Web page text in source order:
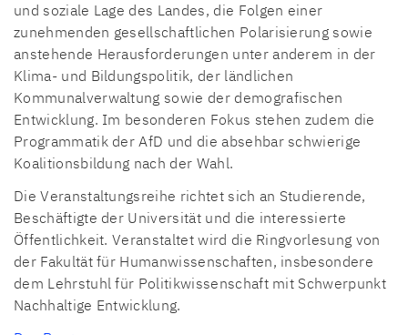
und soziale Lage des Landes, die Folgen einer
zunehmenden gesellschaftlichen Polarisierung sowie
anstehende Herausforderungen unter anderem in der
Klima- und Bildungspolitik, der ländlichen
Kommunalverwaltung sowie der demografischen
Entwicklung. Im besonderen Fokus stehen zudem die
Programmatik der AfD und die absehbar schwierige
Koalitionsbildung nach der Wahl.
Die Veranstaltungsreihe richtet sich an Studierende,
Beschäftigte der Universität und die interessierte
Öffentlichkeit. Veranstaltet wird die Ringvorlesung von
der Fakultät für Humanwissenschaften, insbesondere
dem Lehrstuhl für Politikwissenschaft mit Schwerpunkt
Nachhaltige Entwicklung.